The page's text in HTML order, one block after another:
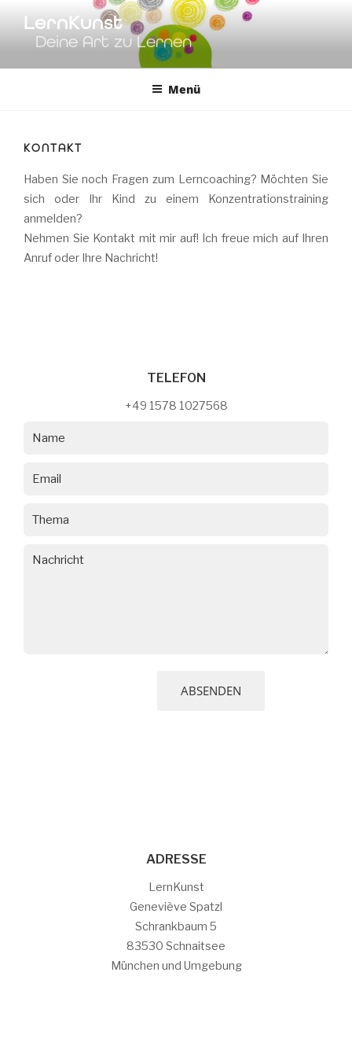
Inhalt
springen
LernKunst
Deine Art zu Lernen
Menü
KONTAKT
Haben Sie noch Fragen zum Lerncoaching? Möchten Sie
sich oder Ihr Kind zu einem Konzentrationstraining
anmelden?
Nehmen Sie Kontakt mit mir auf! Ich freue mich auf Ihren
Anruf oder Ihre Nachricht!
TELEFON
+49 1578 1027568
ADRESSE
LernKunst
Geneviève Spatzl
Schrankbaum 5
83530 Schnaitsee
München und Umgebung